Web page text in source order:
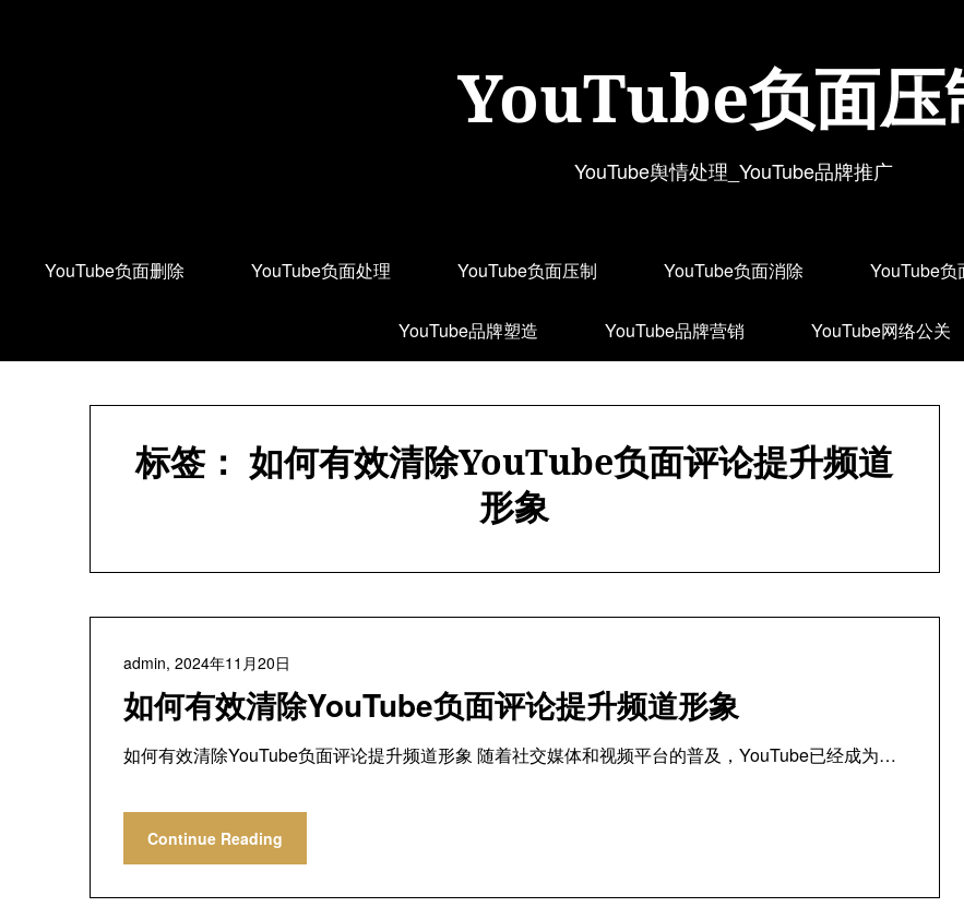
YouTube负面压
YouTube舆情处理_YouTube品牌推广
YouTube负面删除 YouTube负面处理 YouTube负面压制 YouTube负面消除 YouTube负
YouTube品牌塑造 YouTube品牌营销 YouTube网络公关
标签：如何有效清除YouTube负面评论提升频道
形象
如何有效清除YouTube负面评论提升频道形象
admin, 2024年11月20日
如何有效清除YouTube负面评论提升频道形象 随着社交媒体和视频平台的普及，YouTube已经成为…
Continue Reading